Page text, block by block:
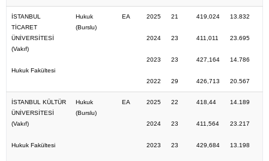
İSTANBUL
TİCARET
ÜNİVERSİTESİ
(Vakıf)
Hukuk Fakültesi
Hukuk
(Burslu)
EA 2025
2024
2023
2022
21
23
23
29
419,024
411,011
427,164
426,713
13.832
23.695
14.786
20.567
İSTANBUL KÜLTÜR
ÜNİVERSİTESİ
(Vakıf)
Hukuk Fakültesi
Hukuk
(Burslu)
EA 2025
2024
2023
22
23
23
418,44
411,564
429,684
14.189
23.217
13.198